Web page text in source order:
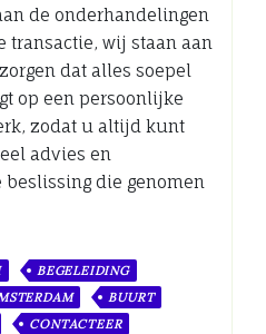
de onderhandelingen
transactie, wij staan aan
dat alles soepel
op een persoonlijke
zodat u altijd kunt
advies en
die genomen
BEGELEIDING
BUURT
CONTACTEER